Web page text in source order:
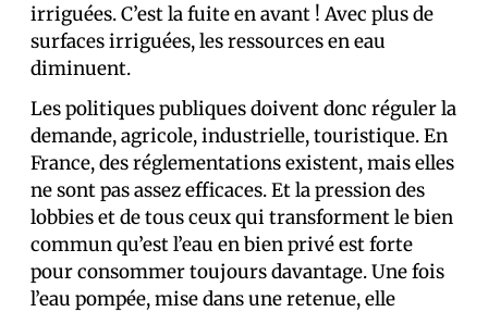
irriguées. C’est la fuite en avant ! Avec plus de
surfaces irriguées, les ressources en eau
diminuent.
Les politiques publiques doivent donc réguler la
demande, agricole, industrielle, touristique. En
France, des réglementations existent, mais elles
ne sont pas assez efficaces. Et la pression des
lobbies et de tous ceux qui transforment le bien
commun qu’est l’eau en bien privé est forte
pour consommer toujours davantage. Une fois
l’eau pompée, mise dans une retenue, elle